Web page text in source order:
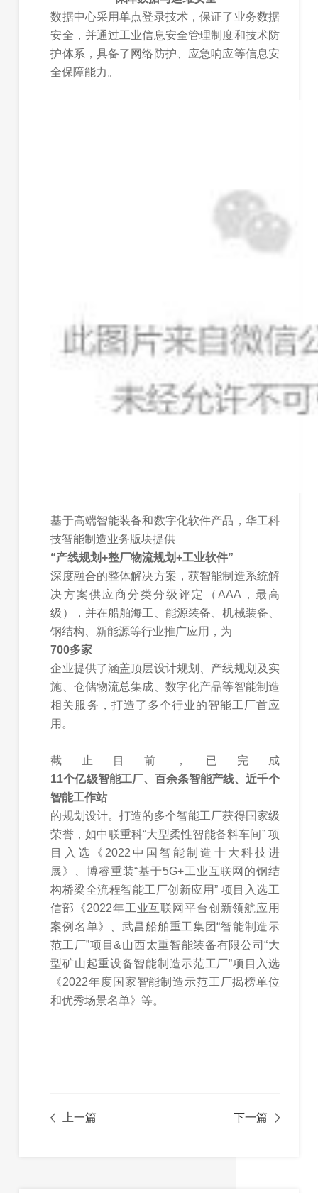
数据中心采用单点登录技术，保证了业务数据
安全，并通过工业信息安全管理制度和技术防
护体系，具备了网络防护、应急响应等信息安
全保障能力。
基于高端智能装备和数字化软件产品，华工科
技智能制造业务版块提供
“产线规划+整厂物流规划+工业软件”
深度融合的整体解决方案，获智能制造系统解
决方案供应商分类分级评定（AAA，最高
级），并在船舶海工、能源装备、机械装备、
钢结构、新能源等行业推广应用，为
700多家
企业提供了涵盖顶层设计规划、产线规划及实
施、仓储物流总集成、数字化产品等智能制造
相关服务，打造了多个行业的智能工厂首应
用。
截止目前，已完成
11个亿级智能工厂、百余条智能产线、近千个
智能工作站
的规划设计。打造的多个智能工厂获得国家级
荣誉，如中联重科“大型柔性智能备料车间” 项
目入选《2022中国智能制造十大科技进
展》、博睿重装“基于5G+工业互联网的钢结
构桥梁全流程智能工厂创新应用” 项目入选工
信部《2022年工业互联网平台创新领航应用
案例名单》、武昌船舶重工集团“智能制造示
范工厂”项目&山西太重智能装备有限公司“大
型矿山起重设备智能制造示范工厂”项目入选
《2022年度国家智能制造示范工厂揭榜单位
和优秀场景名单》等。
上一篇 下一篇